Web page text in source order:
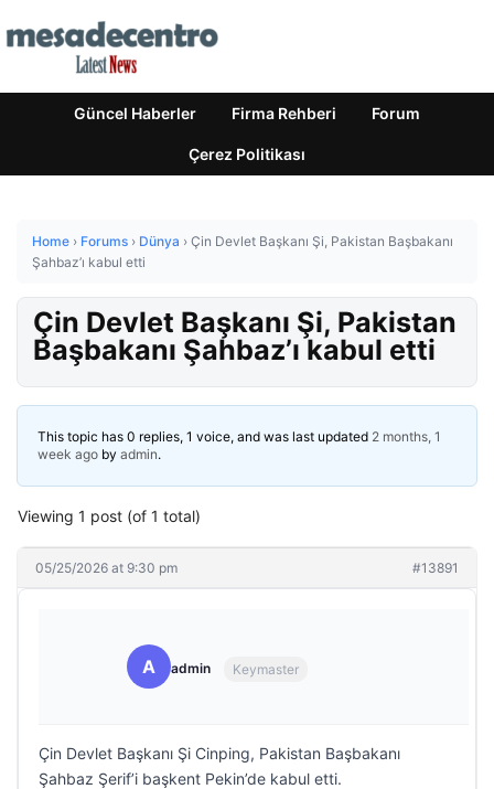
Güncel Haberler Firma Rehberi Forum
Çerez Politikası
Home › Forums › Dünya › Çin Devlet Başkanı Şi, Pakistan Başbakanı
Şahbaz’ı kabul etti
Çin Devlet Başkanı Şi, Pakistan
Başbakanı Şahbaz’ı kabul etti
This topic has 0 replies, 1 voice, and was last updated 2 months, 1
week ago by admin.
Viewing 1 post (of 1 total)
05/25/2026 at 9:30 pm #13891
A admin Keymaster
Çin Devlet Başkanı Şi Cinping, Pakistan Başbakanı
Şahbaz Şerif’i başkent Pekin’de kabul etti.